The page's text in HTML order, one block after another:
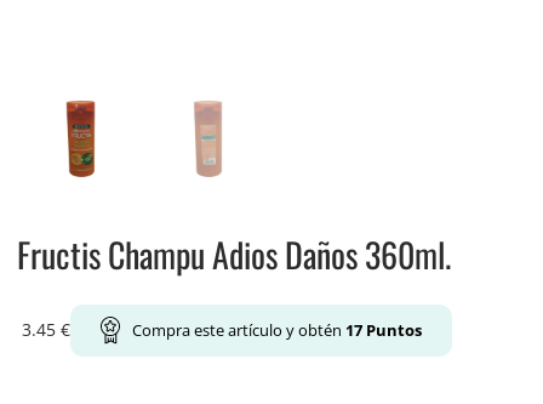
Fructis Champu Adios Daños 360ml.
3.45 € Compra este artículo y obtén 17Puntos